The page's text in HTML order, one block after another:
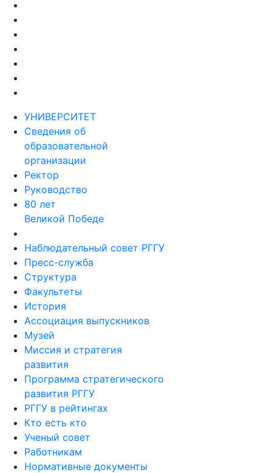
УНИВЕРСИТЕТ
Сведения об
образовательной
организации
Ректор
Руководство
80 лет
Великой Победе
Наблюдательный совет РГГУ
Пресс-служба
Структура
Факультеты
История
Ассоциация выпускников
Музей
Миссия и стратегия
развития
Программа стратегического
развития РГГУ
РГГУ в рейтингах
Кто есть кто
Ученый совет
Работникам
Нормативные документы